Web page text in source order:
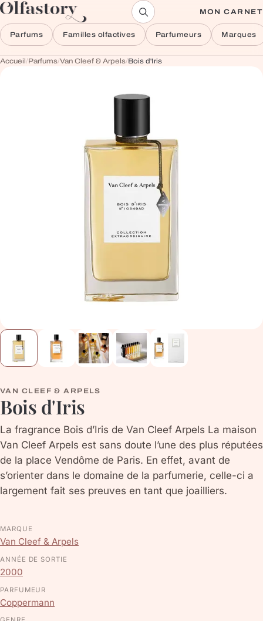
Aller au contenu MON CARNET
Parfums Familles olfactives Parfumeurs Marques
Accueil/Parfums/Van Cleef & Arpels/Bois d'Iris
VAN CLEEF & ARPELS
Bois d'Iris
La fragrance Bois d’Iris de Van Cleef Arpels La maison
Van Cleef Arpels est sans doute l’une des plus réputées
de la place Vendôme de Paris. En effet, avant de
s’orienter dans le domaine de la parfumerie, celle-ci a
largement fait ses preuves en tant que joailliers.
MARQUE
Van Cleef & Arpels
ANNÉE DE SORTIE
2000
PARFUMEUR
Coppermann